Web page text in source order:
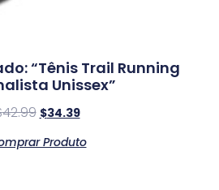
“Tênis Trail Running
Unissex”
42.99 $34.39
Produto